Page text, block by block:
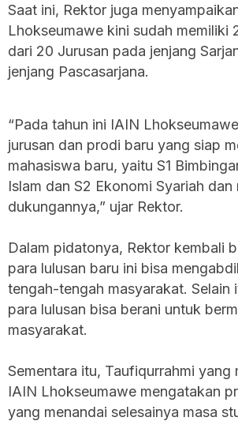
Saat ini, Rektor juga
Lhokseumawe kini sudah memiliki
dari 20 Jurusan pada jenjang
jenjang Pascasarjana.
“Pada tahun ini IAIN
jurusan dan prodi baru yang siap
mahasiswa baru, yaitu S1
Islam dan S2 Ekonomi Syariah dan
dukungannya,” ujar Rektor.
Dalam pidatonya, Rektor kembali
para lulusan baru ini bisa
tengah-tengah masyarakat. Selain
para lulusan bisa berani untuk
masyarakat.
Sementara itu, Taufiqurrahmi yang
IAIN Lhokseumawe mengatakan
yang menandai selesainya masa